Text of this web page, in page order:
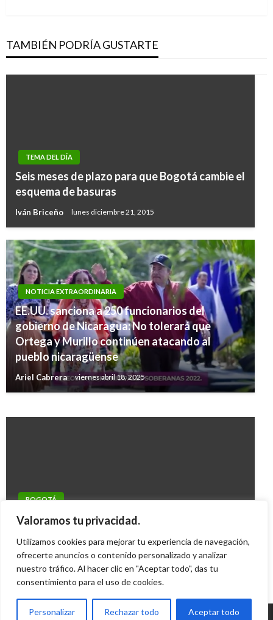
Valoramos tu privacidad.
Utilizamos cookies para mejorar tu experiencia de navegación,
ofrecerte anuncios o contenido personalizado y analizar
nuestro tráfico. Al hacer clic en "Aceptar todo", das tu
consentimiento para el uso de cookies.
Personalizar Rechazar todo Aceptar todo
TAMBIÉN PODRÍA GUSTARTE
TEMA DEL DÍA
Seis meses de plazo para que Bogotá cambie el
esquema de basuras
Iván Briceño lunes diciembre 21, 2015
NOTICIA EXTRAORDINARIA
EE.UU. sanciona a 250 funcionarios del
gobierno de Nicaragua: No tolerará que
Ortega y Murillo continúen atacando al
pueblo nicaragüense
Ariel Cabrera viernes abril 18, 2025
TEMA DEL DÍA
A través de Facebook promueven plantón por
DDHH de mujeres y niñas
Mary Gomez martes diciembre 6, 2016
BOGOTÁ
Defensa pedirá que se revoque medida de
Geovany Quintero Gómez martes abril 17, 2012